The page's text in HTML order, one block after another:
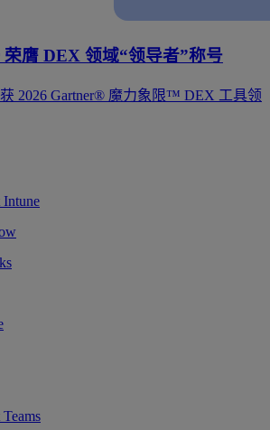
荣膺 DEX 领域“领导者”称号
获 2026 Gartner® 魔力象限™ DEX 工具领